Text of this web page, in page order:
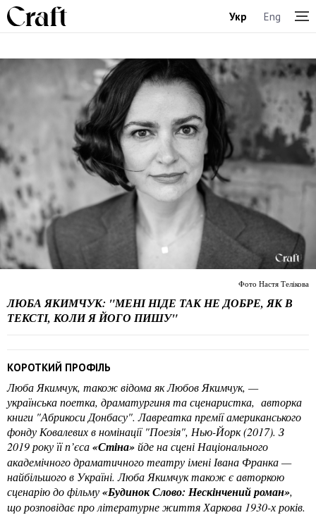
Укр Eng
ЛЮБА ЯКИМЧУК: "МЕНІ НІДЕ ТАК НЕ ДОБРЕ, ЯК В
ТЕКСТІ, КОЛИ Я ЙОГО ПИШУ"
Фото Настя Телікова
КОРОТКИЙ ПРОФІЛЬ
Люба Якимчук, також відома як Любов Якимчук, —
українська поетка, драматургиня та сценаристка, авторка
книги "Абрикоси Донбасу". Лавреатка премії американського
фонду Ковалевих в номінації "Поезія", Нью-Йорк (2017). З
2019 року її п’єса«Стіна»йде на сцені Національного
академічного драматичного театру імені Івана Франка —
найбільшого в Україні. Люба Якимчук також є авторкою
сценарію до фільму«Будинок Слово: Нескінчений роман»,
що розповідає про літературне життя Харкова 1930-х років.